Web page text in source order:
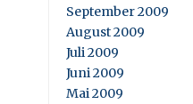
September 2009
August 2009
Juli 2009
Juni 2009
Mai 2009